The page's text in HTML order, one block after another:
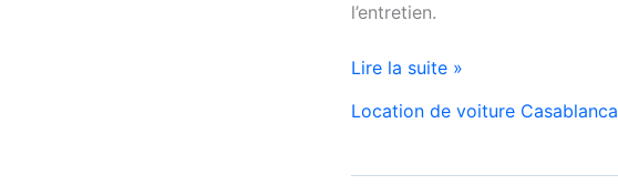
l’entretien.
Location
Voiture
Clio
Lire la suite »
Location de voiture Casablanca